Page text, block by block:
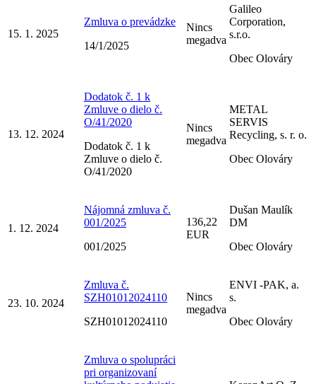
15. 1. 2025
Zmluva o prevádzke
14/1/2025
Nincs
megadva
Galileo
Corporation,
s.r.o.
Obec Olováry
13. 12. 2024
Dodatok č. 1 k
Zmluve o dielo č.
O/41/2020
Dodatok č. 1 k
Zmluve o dielo č.
O/41/2020
Nincs
megadva
METAL
SERVIS
Recycling, s. r. o.
Obec Olováry
1. 12. 2024
Nájomná zmluva č.
001/2025
001/2025
136,22
EUR
Dušan Maulík
DM
Obec Olováry
23. 10. 2024
Zmluva č.
SZH01012024110
SZH01012024110
Nincs
megadva
ENVI -PAK, a.
s.
Obec Olováry
Zmluva o spolupráci
pri organizovaní